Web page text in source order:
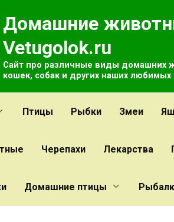
Домашние
Vetugolok.ru
Сайт про различные виды домашних
кошек, собак и других наших
Птицы Рыбки Змеи
Черепахи Лекарства
Домашние птицы